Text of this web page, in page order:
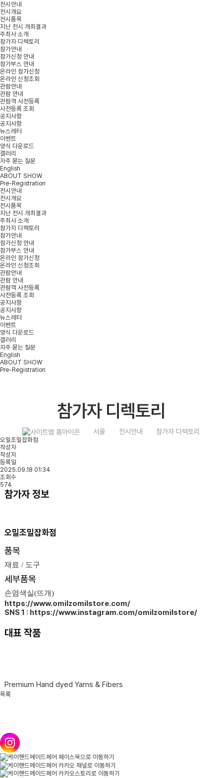
전시안내
전시개요
전시품목
지난 전시 개최결과
주최사 소개
참가자 디렉토리
참가안내
참가신청 안내
참가부스 안내
온라인 참가신청
온라인 신청조회
관람안내
관람 안내
관람객 사전등록
사전등록 조회
공지사항
공지사항
뉴스레터
이벤트
양식 다운로드
갤러리
자주 묻는 질문
English
ABOUT SHOW
Pre-Registration
전시안내
전시개요
전시품목
지난 전시 개최결과
주최사 소개
참가자 디렉토리
참가안내
참가신청 안내
참가부스 안내
온라인 참가신청
온라인 신청조회
관람안내
관람 안내
관람객 사전등록
사전등록 조회
공지사항
공지사항
뉴스레터
이벤트
양식 다운로드
갤러리
자주 묻는 질문
English
ABOUT SHOW
Pre-Registration
참가자 디렉토리
서울 전시안내 참가자 디렉토리
오밀조밀잡화점
작성자
작성자
등록일
2025.09.18 01:34
조회수
574
참가자 정보
오밀조밀잡화점
품목
재료 / 도구
세부품목
손염색실(뜨개)
https://www.omilzomilstore.com/
SNS 1 : https://www.instagram.com/omilzomilstore/
대표 작품
Premium Hand dyed Yarns & Fibers
목록